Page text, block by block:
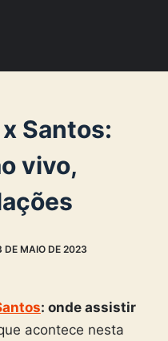
Santos:
vivo,
DE MAIO DE 2023
: onde assistir
acontece nesta